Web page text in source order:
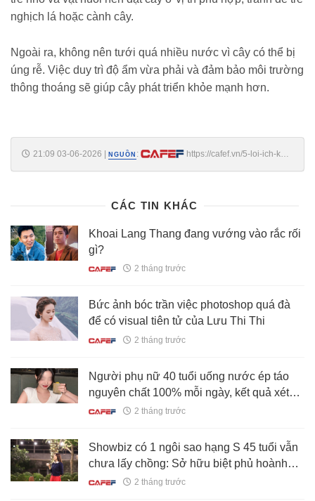
nghịch lá hoặc cành cây.
Ngoài ra, không nên tưới quá nhiều nước vì cây có thể bị
úng rễ. Việc duy trì độ ẩm vừa phải và đảm bảo môi trường
thông thoáng sẽ giúp cây phát triển khỏe mạnh hơn.
21:09 03-06-2026 | NGUỒN :
https://cafef.vn/5-loi-ich-khi-
CÁC TIN KHÁC
Khoai Lang Thang đang vướng vào rắc rối
gì?
2 tháng trước
Bức ảnh bóc trần việc photoshop quá đà
để có visual tiên tử của Lưu Thi Thi
2 tháng trước
Người phụ nữ 40 tuổi uống nước ép táo
nguyên chất 100% mỗi ngày, kết quả xét
nghiệm của bác sĩ gây bất ngờ!
2 tháng trước
Showbiz có 1 ngôi sao hạng S 45 tuổi vẫn
chưa lấy chồng: Sở hữu biệt phủ hoành
tráng, góc nào cũng đẹp như bức tranh
2 tháng trước